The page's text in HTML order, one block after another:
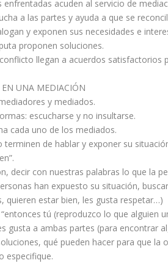
enfrentadas acuden al servicio de
a las partes y ayuda a que se
y exponen sus necesidades e
proponen soluciones.
llegan a acuerdos satisfactorios
EN UNA MEDIACIÓN
y mediados.
escucharse y no insultarse.
cada uno de los mediados.
terminen de hablar y exponer su
decir con nuestras palabras lo que la
han expuesto su situación,
quieren estar bien, les gusta respetar…)
tú (reproduzco lo que alguien
gusta a ambas partes (para encontrar
qué pueden hacer para que la
especifique.